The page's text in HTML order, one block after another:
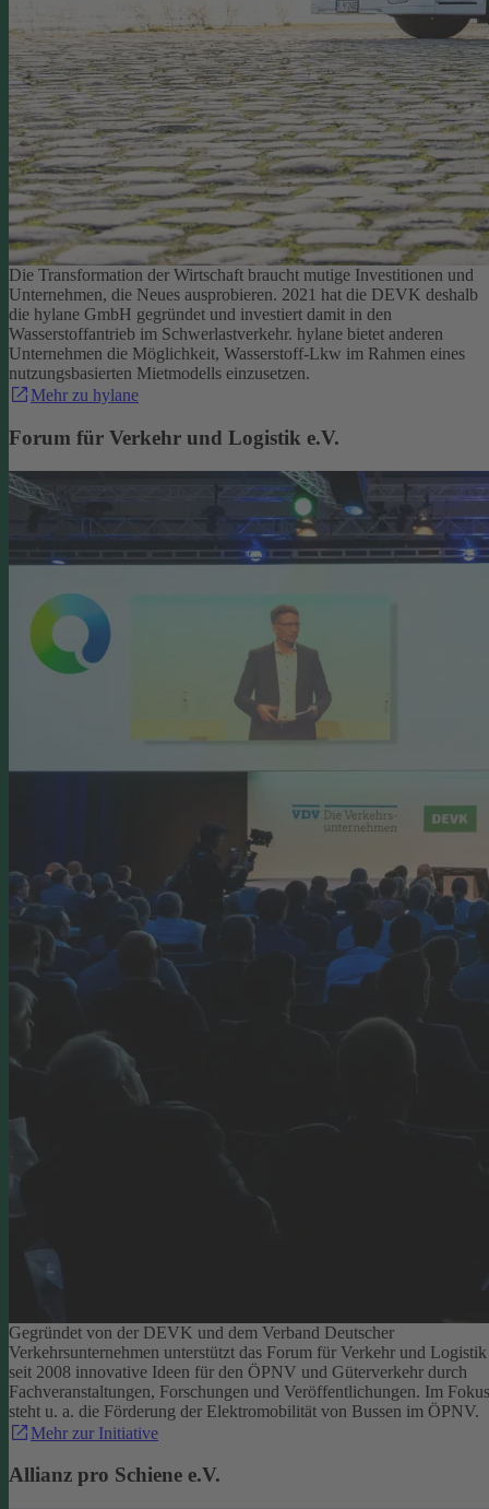
Die Transformation der Wirtschaft braucht mutige Investitionen und
Unternehmen, die Neues ausprobieren. 2021 hat die DEVK deshalb
die hylane GmbH gegründet und investiert damit in den
Wasserstoffantrieb im Schwerlastverkehr. hylane bietet anderen
Unternehmen die Möglichkeit, Wasserstoff-Lkw im Rahmen eines
nutzungsbasierten Mietmodells einzusetzen.
Mehr zu hylane
Forum für Verkehr und Logistik e.V.
Gegründet von der DEVK und dem Verband Deutscher
Verkehrsunternehmen unterstützt das Forum für Verkehr und Logistik
seit 2008 innovative Ideen für den ÖPNV und Güterverkehr durch
Fachveranstaltungen, Forschungen und Veröffentlichungen. Im Fokus
steht u. a. die Förderung der Elektromobilität von Bussen im ÖPNV.
Mehr zur Initiative
Allianz pro Schiene e.V.